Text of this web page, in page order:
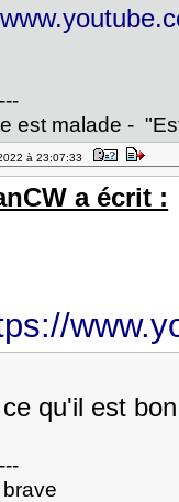
est malade -
à 23:07:33
a écrit :
qu'il est